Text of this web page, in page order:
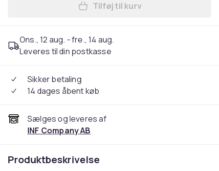
Læg Urrem silikone Black
Tilføj til kurv
Ons., 12 aug. - fre., 14 aug.
Leveres til din postkasse
Sikker betaling
14 dages åbent køb
Sælges og leveres af
INF Company AB
Produktbeskrivelse